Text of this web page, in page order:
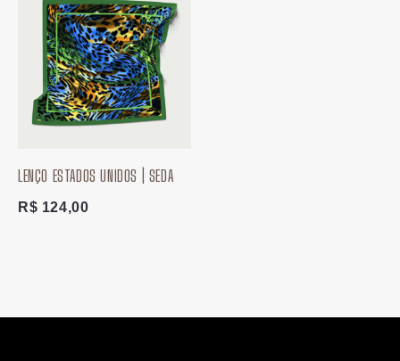
LENÇO ESTADOS UNIDOS | SEDA
R$ 124,00